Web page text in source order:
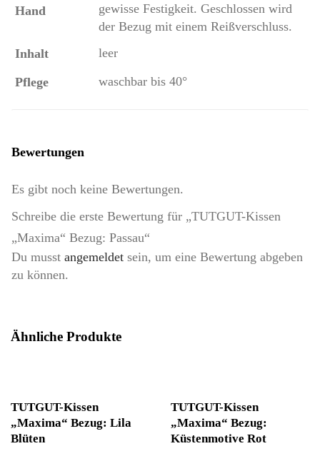
Hand
gewisse Festigkeit. Geschlossen wird
der Bezug mit einem Reißverschluss.
Inhalt
leer
Pflege waschbar bis 40°
Bewertungen
Es gibt noch keine Bewertungen.
Schreibe die erste Bewertung für „TUTGUT-Kissen
„Maxima“ Bezug: Passau“
Du musst angemeldet sein, um eine Bewertung abgeben
zu können.
Ähnliche Produkte
TUTGUT-Kissen
„Maxima“ Bezug: Lila
Blüten
TUTGUT-Kissen
„Maxima“ Bezug:
Küstenmotive Rot